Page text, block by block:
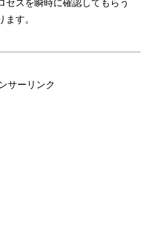
セスを瞬時に確認してもらう
ます。
サーリンク